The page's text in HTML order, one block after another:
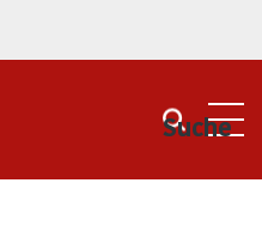
Suche